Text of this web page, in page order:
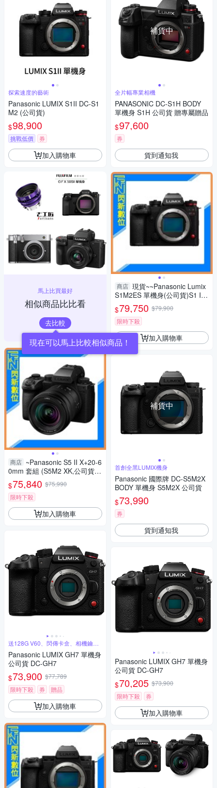
探索速度的藝術
Panasonic LUMIX S1II DC-S1
M2 (公司貨)
$98,900
挑戰低價 券
加入購物車
馬上比買最好
相似商品比比看
去比較
現在可以馬上比較相似商品！
商店 ~Panasonic S5 II X+20-6
0mm 套組 (S5M2 XK,公司貨)
S5IIXK
$75,840 $75,990
限時下殺
加入購物車
送128G V60、閃傳卡盒、相機鑰匙
圈
Panasonic LUMIX GH7 單機身
公司貨 DC-GH7
$73,900 $77,789
限時下殺
券 贈品
加入購物車
補貨中
全片幅專業相機
PANASONIC DC-S1H BODY
單機身 S1H 公司貨 贈專屬贈品
$97,600
券
貨到通知我
商店 現貨~~Panasonic Lumix
S1M2ES 單機身(公司貨)S1 II
ES
$79,750 $79,900
限時下殺
加入購物車
補貨中
首創全黑LUMIX機身
Panasonic 國際牌 DC-S5M2X
BODY 單機身 S5M2X 公司貨
$73,990
券
貨到通知我
Panasonic LUMIX GH7 單機身
公司貨 DC-GH7
$70,205 $73,900
限時下殺
券
加入購物車